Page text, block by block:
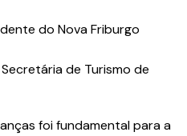
do Nova Friburgo
de Turismo de
foi fundamental para a